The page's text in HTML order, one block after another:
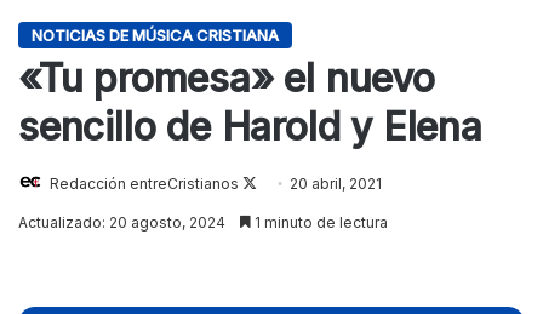
NOTICIAS DE MÚSICA CRISTIANA
«Tu promesa» el nuevo
sencillo de Harold y Elena
Redacción entreCristianos
Follow20 abril, 2021
Actualizado: 20 agosto, 2024 1 minuto de lectura